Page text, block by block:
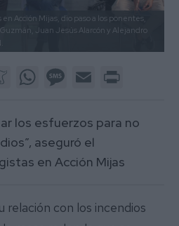
Acción Mijas, dio paso a los ponentes,
Juan Jesús Alarcón y Alejandro
MeneameWhatsAppMessage
Email
los esfuerzos para no
aseguró el
en Acción Mijas
relación con los incendios